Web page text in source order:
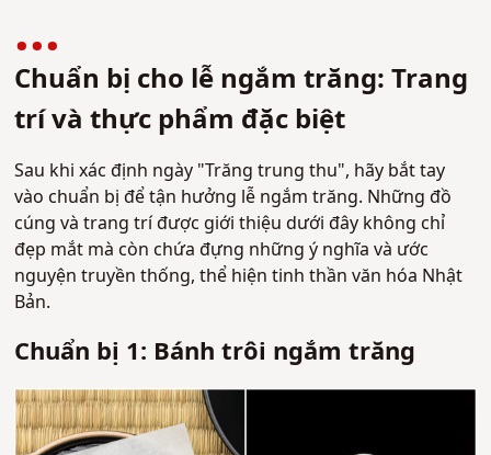
Chuẩn bị cho lễ ngắm trăng: Trang
trí và thực phẩm đặc biệt
Sau khi xác định ngày "Trăng trung thu", hãy bắt tay
vào chuẩn bị để tận hưởng lễ ngắm trăng. Những đồ
cúng và trang trí được giới thiệu dưới đây không chỉ
đẹp mắt mà còn chứa đựng những ý nghĩa và ước
nguyện truyền thống, thể hiện tinh thần văn hóa Nhật
Bản.
Chuẩn bị 1: Bánh trôi ngắm trăng